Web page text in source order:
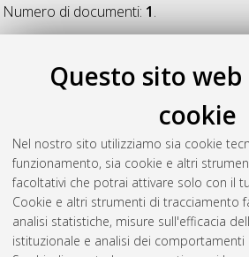
Questo sito
cookie
Nel nostro sito utilizziamo sia cookie
funzionamento, sia cookie e altri
facoltativi che potrai attivare solo con il
Cookie e altri strumenti di tracciamento
analisi statistiche, misure sull'efficacia
istituzionale e analisi dei comportamenti
Numero di documenti: 1.
Laurea magistrale
Towards the
the Role of Multilingual Document
magistrale], Università di Bologna,
Specialized translation [LM-DM270] -
accesso riservato.